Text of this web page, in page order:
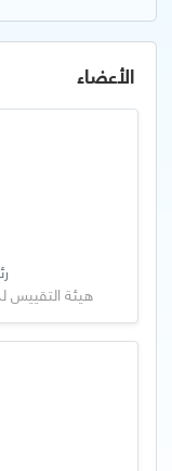
الأعضاء
هيئة التقييس